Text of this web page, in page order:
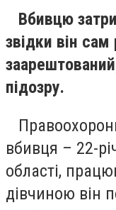
Вбивцю
звідки він
підозру.
вбивця – 22-
області,
дівчиною він